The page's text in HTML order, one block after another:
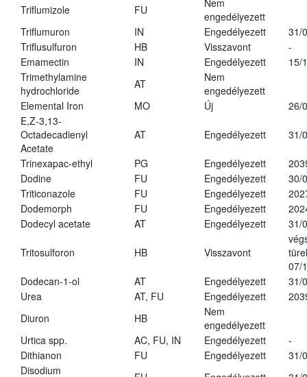
Triflumizole
FU
Nem
engedélyezett
Triflumuron
IN Engedélyezett
31/
Triflusulfuron
HB Visszavont
-
Emamectin
IN Engedélyezett
15/
Trimethylamine
hydrochloride
AT
Nem
engedélyezett
Elemental Iron
MO Új
26/
E,Z-3,13-
Octadecadienyl
Acetate
AT Engedélyezett 31/
Trinexapac-ethyl PG Engedélyezett
Dodine
FU Engedélyezett
30/
Triticonazole
FU Engedélyezett
Dodemorph
FU Engedélyezett
Dodecyl acetate
AT Engedélyezett 31/
Tritosulforon HB Visszavont
07/
Dodecan-1-ol
AT Engedélyezett
31/
Urea
AT, FU Engedélyezett
Diuron
HB
Nem
engedélyezett
Urtica spp.
AC, FU, IN Engedélyezett
-
Dithianon
FU Engedélyezett
31/
Disodium